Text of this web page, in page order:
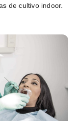
de cultivo indoor.